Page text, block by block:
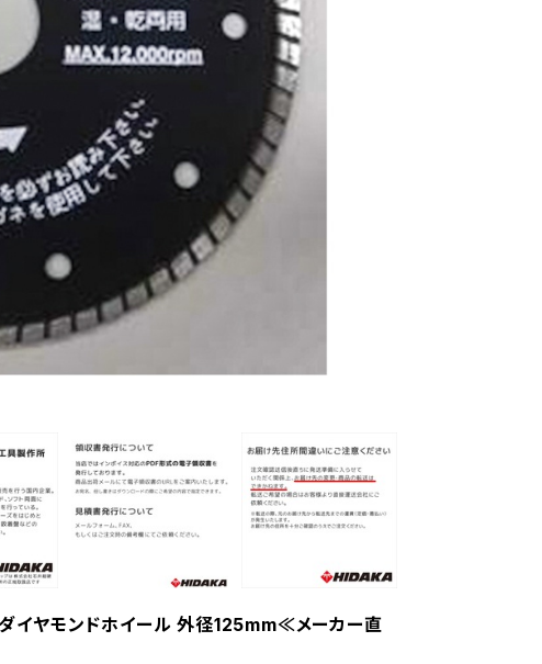
ヤモンドホイール 外径125mm≪メーカー直